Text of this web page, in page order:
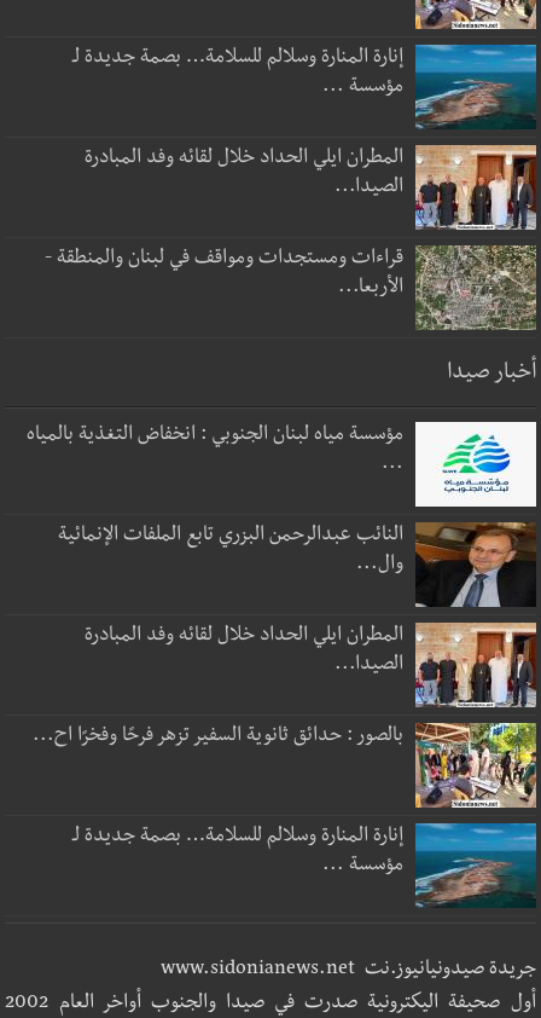
إنارة المنارة وسلالم للسلامة… بصمة جديدة لـ
مؤسسة ...
المطران ايلي الحداد خلال لقائه وفد المبادرة
الصيدا...
قراءات ومستجدات ومواقف في لبنان والمنطقة -
الأربعا...
أخبار صيدا
مؤسسة مياه لبنان الجنوبي : انخفاض التغذية بالمياه
...
النائب عبدالرحمن البزري تابع الملفات الإنمائية
وال...
المطران ايلي الحداد خلال لقائه وفد المبادرة
الصيدا...
بالصور : حدائق ثانوية السفير تزهر فرحًا وفخرًا اح...
إنارة المنارة وسلالم للسلامة… بصمة جديدة لـ
مؤسسة ...
جريدة صيدونيانيوز.نت www.sidonianews.net
أول صحيفة اليكترونية صدرت في صيدا والجنوب أواخر العام 2002